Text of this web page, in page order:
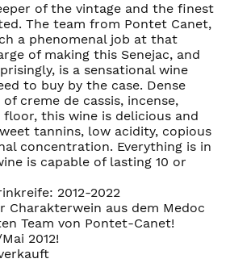
of the vintage and the finest
The team from Pontet Canet,
a phenomenal job at that
of making this Senejac, and
is a sensational wine
to buy by the case. Dense
creme de cassis, incense,
this wine is delicious and
tannins, low acidity, copious
concentration. Everything is in
is capable of lasting 10 or
2012-2022
Charakterwein aus dem Medoc
Team von Pontet-Canet!
2012!